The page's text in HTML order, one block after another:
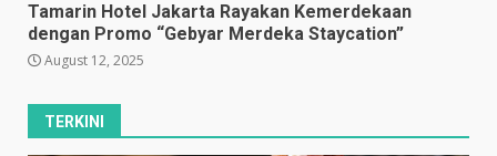
Tamarin Hotel Jakarta Rayakan Kemerdekaan
dengan Promo “Gebyar Merdeka Staycation”
August 12, 2025
TERKINI